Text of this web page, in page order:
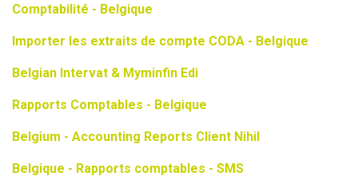
Comptabilité - Belgique
Importer les extraits de compte CODA - Belgique
Belgian Intervat & Myminfin Edi
Rapports Comptables - Belgique
Belgium - Accounting Reports Client Nihil
Belgique - Rapports comptables - SMS